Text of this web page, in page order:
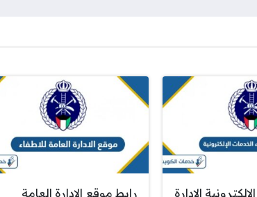
الإدارة رابط موقع الادارة العامة